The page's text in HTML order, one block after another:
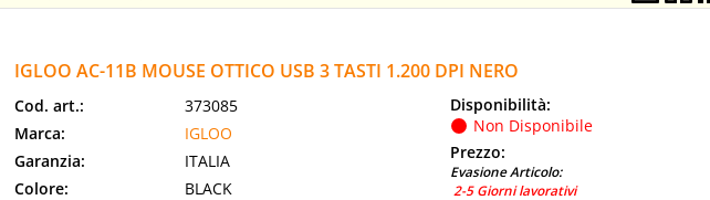
IGLOO AC-11B MOUSE OTTICO USB 3 TASTI 1.200 DPI NERO
Cod. art.:
373085
Marca:
IGLOO
Garanzia:
ITALIA
Colore:
BLACK
Disponibilità:
Non Disponibile
Prezzo:
Evasione Articolo:
2-5 Giorni lavorativi